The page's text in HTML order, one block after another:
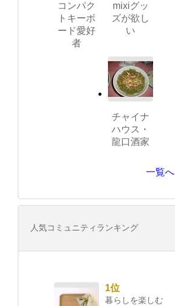
コンパク
トキーボ
ード愛好
者
mixiグッ
ズが欲し
い
チャイナ
ハウス・
龍口酒家
一覧へ
人気コミュニティランキング
1位
暮らしを楽しむ